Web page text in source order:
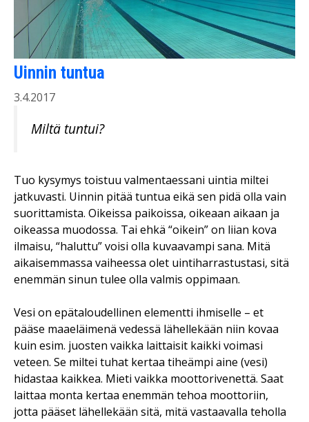
Uinnin tuntua
3.4.2017
Miltä tuntui?
Tuo kysymys toistuu valmentaessani uintia miltei
jatkuvasti. Uinnin pitää tuntua eikä sen pidä olla vain
suorittamista. Oikeissa paikoissa, oikeaan aikaan ja
oikeassa muodossa. Tai ehkä “oikein” on liian kova
ilmaisu, “haluttu” voisi olla kuvaavampi sana. Mitä
aikaisemmassa vaiheessa olet uintiharrastustasi, sitä
enemmän sinun tulee olla valmis oppimaan.
Vesi on epätaloudellinen elementti ihmiselle – et
pääse maaeläimenä vedessä lähellekään niin kovaa
kuin esim. juosten vaikka laittaisit kaikki voimasi
veteen. Se miltei tuhat kertaa tiheämpi aine (vesi)
hidastaa kaikkea. Mieti vaikka moottorivenettä. Saat
laittaa monta kertaa enemmän tehoa moottoriin,
jotta pääset lähellekään sitä, mitä vastaavalla teholla